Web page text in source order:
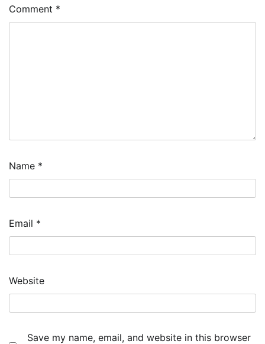
Comment *
Name *
Email *
Website
Save my name, email, and website in this browser